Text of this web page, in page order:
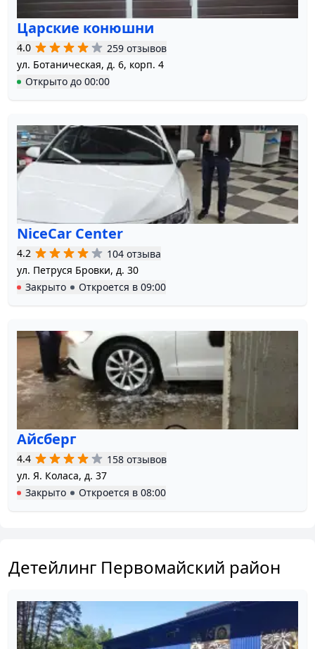
Царские конюшни
4.0
259 отзывов
ул. Ботаническая, д. 6, корп. 4
Открыто до 00:00
NiceCar Center
4.2
104 отзыва
ул. Петруся Бровки, д. 30
Закрыто
Откроется в 09:00
Айсберг
4.4
158 отзывов
ул. Я. Коласа, д. 37
Закрыто
Откроется в 08:00
Детейлинг Первомайский район